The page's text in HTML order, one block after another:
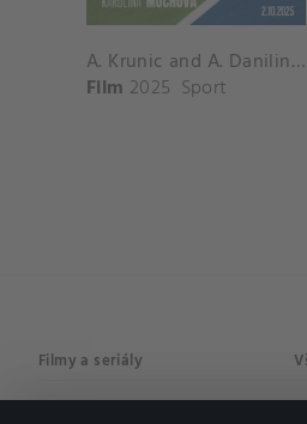
A. Krunic and A. Danilina vs. P. Hon and K. Muchova Match Highlights - BEIJING_Capital Group Diamond ( October 02, 2025)
Film 2025 Sport
Filmy a seriály